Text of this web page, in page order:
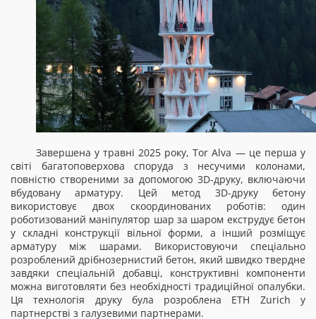
Завершена у травні 2025 року, Tor Alva — це перша у
світі багатоповерхова споруда з несучими колонами,
повністю створеними за допомогою 3D-друку, включаючи
вбудовану арматуру. Цей метод 3D-друку бетону
використовує двох скоординованих роботів: один
роботизований маніпулятор шар за шаром екструдує бетон
у складні конструкції вільної форми, а інший розміщує
арматуру між шарами. Використовуючи спеціально
розроблений дрібнозернистий бетон, який швидко твердне
завдяки спеціальній добавці, конструктивні компоненти
можна виготовляти без необхідності традиційної опалубки.
Ця технологія друку була розроблена ETH Zurich у
партнерстві з галузевими партнерами.